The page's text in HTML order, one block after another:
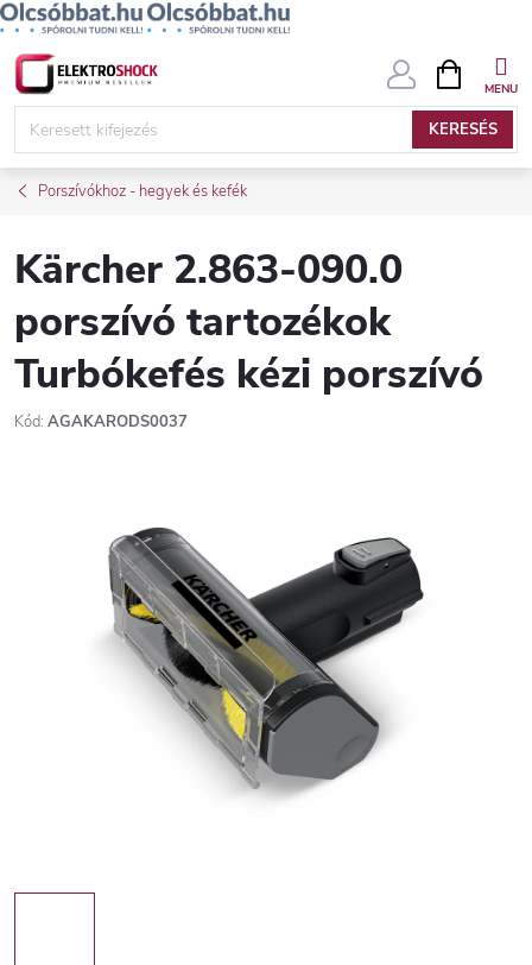
Ugrás
KERESÉS
KOSÁR
Porszívókhoz - hegyek és kefék
Kärcher 2.863-090.0
porszívó tartozékok
Turbókefés kézi porszívó
Kód: AGAKARODS0037